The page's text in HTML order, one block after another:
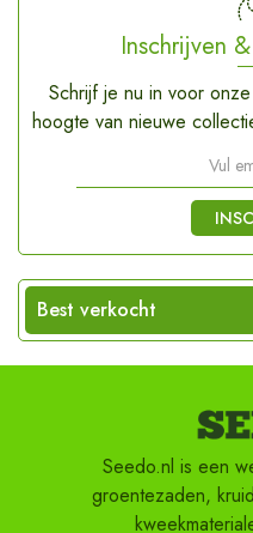
Inschrijven
Schrijf je nu in voor
hoogte van nieuwe
Best verkocht
Seedo.nl is een
groentezaden,